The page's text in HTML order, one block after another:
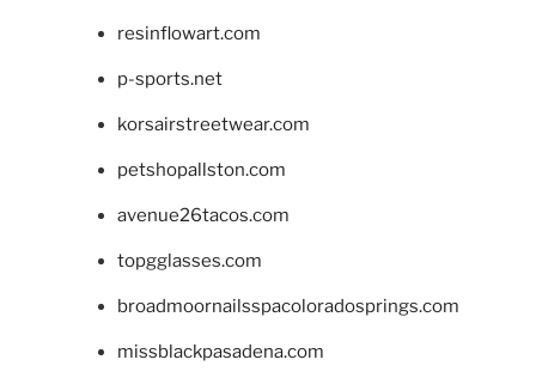
resinflowart.com
p-sports.net
korsairstreetwear.com
petshopallston.com
avenue26tacos.com
topgglasses.com
broadmoornailsspacoloradosprings.com
missblackpasadena.com